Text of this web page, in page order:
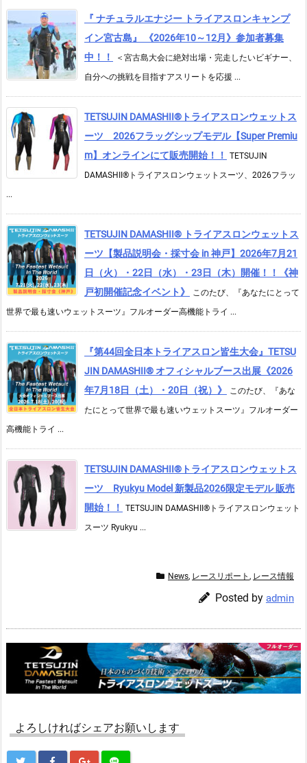
『 ナチュラルエナジー トライアスロンキャンプ
イン宮古島』 《2026年10～12月》参加者募集
中！！
＜宮古島大会に絶対出場・完走したいビギナー、
自分への挑戦を目指すアスリートを応援 ...
TETSUJIN DAMASHII®︎トライアスロンウェットス
ーツ 2026フラッグシップモデル【Super Premiu
m】オンラインにて販売開始！！
TETSUJIN
DAMASHII®トライアスロンウェットスーツ、2026フラッ
...
TETSUJIN DAMASHII® トライアスロンウェットス
ーツ【製品説明会・採寸会 in 神戸】2026年7月21
日（火）・22日（水）・23日（木）開催！！《神
戸初開催記念イベント》
このたび、『あなたにとって
世界で最も速いウェットスーツ』フルオーダー高機能トライ ...
『第44回全日本トライアスロン皆生大会』TETSU
JIN DAMASHII® オフィシャルブース出展《2026
年7月18日（土）・20日（祝）》
このたび、『あな
たにとって世界で最も速いウェットスーツ』フルオーダー
高機能トライ ...
TETSUJIN DAMASHII®︎トライアスロンウェットス
ーツ Ryukyu Model 新製品2026限定モデル 販売
開始！！
TETSUJIN DAMASHII®︎トライアスロンウェット
スーツ Ryukyu ...
News, レースリポート , レース情報
Posted by admin
よろしければシェアお願いします